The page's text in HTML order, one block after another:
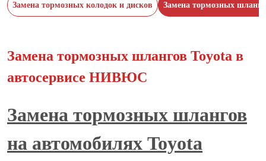
Замена тормозных колодок и дисков Замена тормозных
Замена тормозных шлангов Toyota в
автосервисе НИВЮС
Замена тормозных шлангов
на автомобилях Toyota